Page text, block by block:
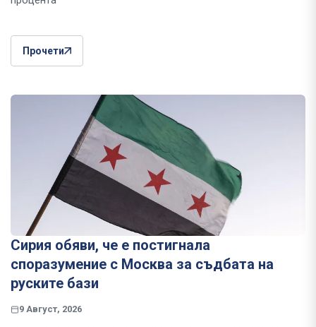
Прочети
Сирия обяви, че е постигнала
споразумение с Москва за съдбата на
руските бази
9 Август, 2026